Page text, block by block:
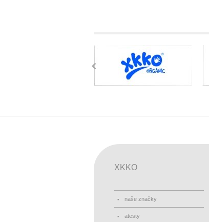
atesty
certifikáty